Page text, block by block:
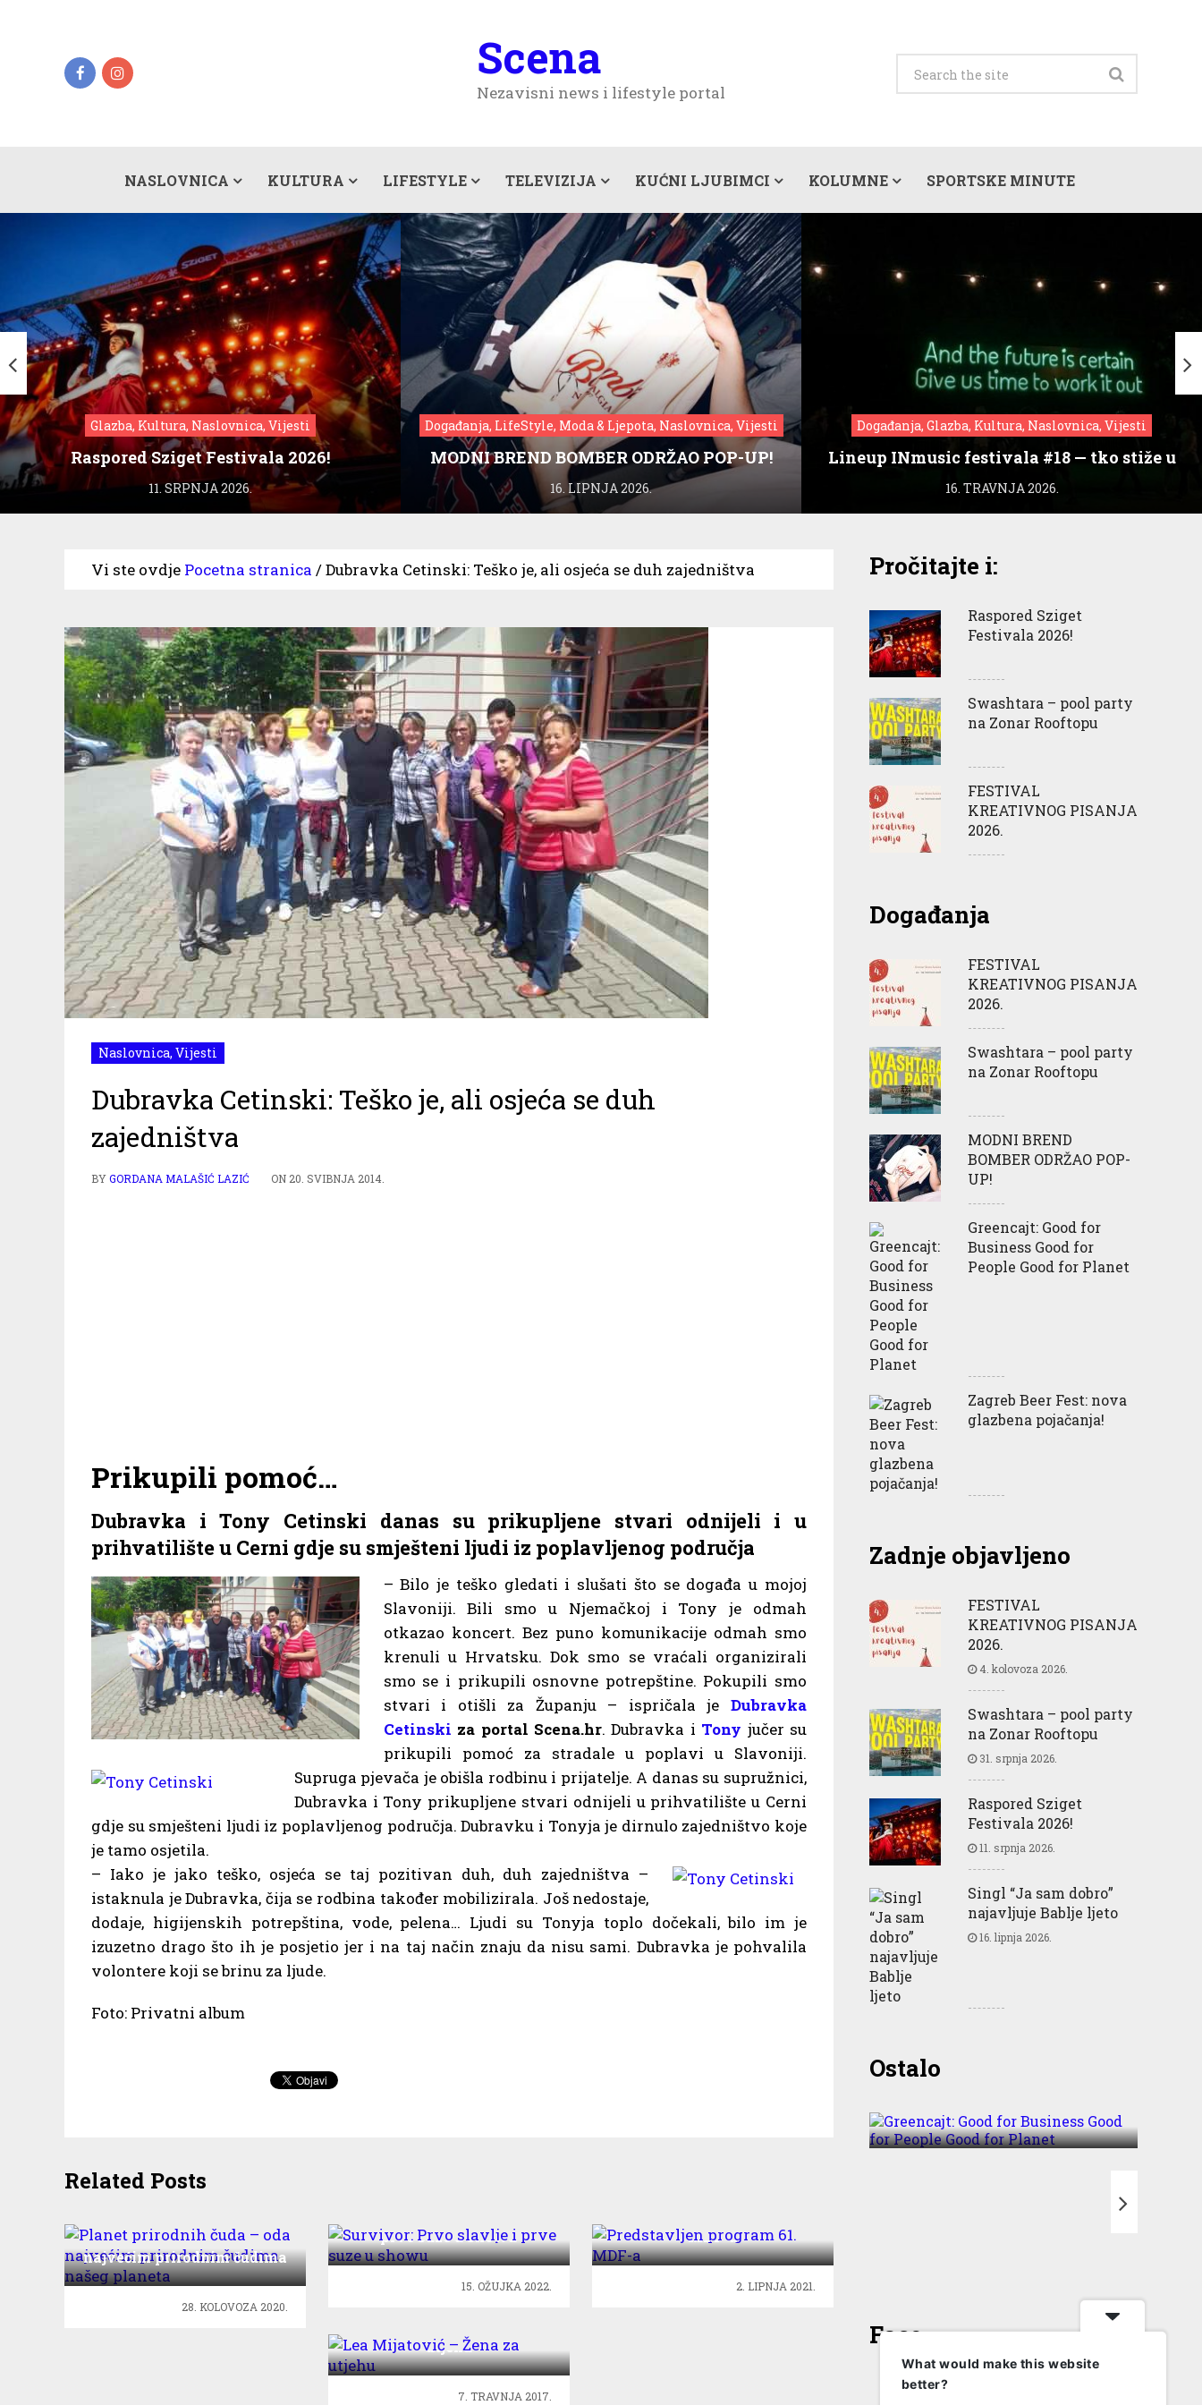
Scena
Nezavisni news i lifestyle portal
NASLOVNICA KULTURA LIFESTYLE TELEVIZIJA KUĆNI LJUBIMCI KOLUMNE SPORTSKE MINUTE
Glazba, Kultura, Naslovnica, Vijesti
Raspored Sziget Festivala 2026!
11. SRPNJA 2026.
Događanja, LifeStyle, Moda & Ljepota, Naslovnica, Vijesti
MODNI BREND BOMBER ODRŽAO POP-UP!
16. LIPNJA 2026.
Događanja, Glazba, Kultura, Naslovnica, Vijesti
Lineup INmusic festivala #18 — tko stiže u
Zagreb?
16. TRAVNJA 2026.
Vi ste ovdje Pocetna stranica /Dubravka Cetinski: Teško je, ali osjeća se duh zajedništva
Naslovnica, Vijesti
Dubravka Cetinski: Teško je, ali osjeća se duh
zajedništva
BYGORDANA MALAŠIĆ LAZIĆ ON 20. SVIBNJA 2014.
Prikupili pomoć…
Dubravka i Tony Cetinski danas su prikupljene stvari odnijeli i u
prihvatilište u Cerni gdje su smješteni ljudi iz poplavljenog područja
– Bilo je teško gledati i slušati što se događa u mojoj
Slavoniji. Bili smo u Njemačkoj i Tony je odmah
otkazao koncert. Bez puno komunikacije odmah smo
krenuli u Hrvatsku. Dok smo se vraćali organizirali
smo se i prikupili osnovne potrepštine. Pokupili smo
stvari i otišli za Županju – ispričala je Dubravka
Cetinski za portal Scena.hr. Dubravka i Tony jučer su
prikupili pomoć za stradale u poplavi u Slavoniji.
Supruga pjevača je obišla rodbinu i prijatelje. A danas su supružnici,
Dubravka i Tony prikupljene stvari odnijeli u prihvatilište u Cerni
gdje su smješteni ljudi iz poplavljenog područja. Dubravku i Tonyja je dirnulo zajedništvo koje
je tamo osjetila.
– Iako je jako teško, osjeća se taj pozitivan duh, duh zajedništva –
istaknula je Dubravka, čija se rodbina također mobilizirala. Još nedostaje,
dodaje, higijenskih potrepština, vode, pelena… Ljudi su Tonyja toplo dočekali, bilo im je
izuzetno drago što ih je posjetio jer i na taj način znaju da nisu sami. Dubravka je pohvalila
volontere koji se brinu za ljude.
Foto: Privatni album
Related Posts
Planet prirodnih čuda – oda
najvećim prirodnim čudima
našeg planeta
28. KOLOVOZA 2020.
prve suze u showu
15. OŽUJKA 2022.
MDF-a
2. LIPNJA 2021.
utjehu
7. TRAVNJA 2017.
Pročitajte i:
Raspored Sziget
Festivala 2026!
Swashtara – pool party
na Zonar Rooftopu
FESTIVAL
KREATIVNOG PISANJA
2026.
Događanja
FESTIVAL
KREATIVNOG PISANJA
2026.
Swashtara – pool party
na Zonar Rooftopu
MODNI BREND
BOMBER ODRŽAO POP-
UP!
Greencajt: Good for
Business Good for
People Good for Planet
Zagreb Beer Fest: nova
glazbena pojačanja!
Zadnje objavljeno
FESTIVAL
KREATIVNOG PISANJA
2026.
4. kolovoza 2026.
Swashtara – pool party
na Zonar Rooftopu
31. srpnja 2026.
Raspored Sziget
Festivala 2026!
11. srpnja 2026.
Singl “Ja sam dobro”
najavljuje Bablje ljeto
16. lipnja 2026.
OstaloGreencajt: Good for
Business Good for People
Face
What would make this website
better?